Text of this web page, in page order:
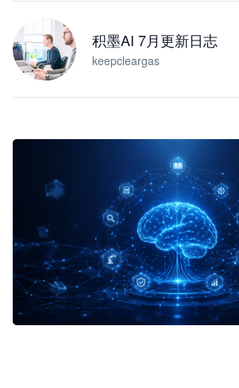
积墨AI 7月更新日志
keepcleargas